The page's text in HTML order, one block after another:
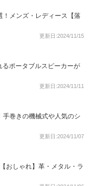
！メンズ・レディース【落
更新日:2024/11/15
ポータブルスピーカーが
更新日:2024/11/11
手巻きの機械式や人気のシ
更新日:2024/11/07
おしゃれ】革・メタル・ラ